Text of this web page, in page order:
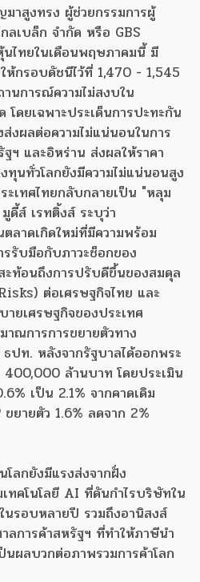
าสูงทรง ผู้ช่วยกรรมการผู้
เบล็ก จำกัด หรือ GBS
ไทยในเดือนพฤษภาคมนี้ มี
ห้กรอบดัชนีไว้ที่ 1,470 - 1,545
นการณ์ความไม่สงบใน
โดยเฉพาะประเด็นการปะทะกัน
งผลต่อความไม่แน่นอนในการ
ฯ และอิหร่าน ส่งผลให้ราคา
ทุนทั่วโลกยังมีความไม่แน่นอนสูง
เทศไทยกลับกลายเป็น "หลุม
ส์ เรทติ้งส์ ระบุว่า
ลาดเกิดใหม่ที่มีความพร้อม
รรับมือกับภาวะช็อกของ
ะท้อนถึงการปรับดีขึ้นของสมดุล
ต่อเศรษฐกิจไทย และ
ายเศรษฐกิจของประเทศ
ณการการขยายตัวทาง
ปท. หลังจากรัฐบาลได้ออกพระ
ล้านบาท โดยประเมิน
เป็น 2.1% จากคาดเดิม
ยายตัว 1.6% ลดจาก 2%
ลกยังมีแรงส่งจากฝั่ง
ทคโนโลยี AI ที่ดันกำไรบริษัทใน
รอบหลายปี รวมถึงอานิสงส์
ลการค้าสหรัฐฯ ที่ทำให้ภาษีนำ
นผลบวกต่อภาพรวมการค้าโลก